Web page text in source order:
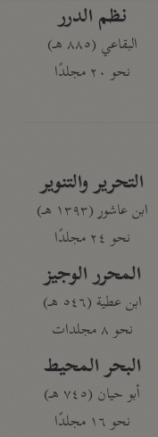
نظم الدرر
البقاعي (٨٨٥ هـ)
نحو ٢٠ مجلدًا
التحرير والتنوير
ابن عاشور (١٣٩٣ هـ)
نحو ٢٤ مجلدًا
المحرر الوجيز
ابن عطية (٥٤٦ هـ)
نحو ٨ مجلدات
البحر المحيط
أبو حيان (٧٤٥ هـ)
نحو ١٦ مجلدًا